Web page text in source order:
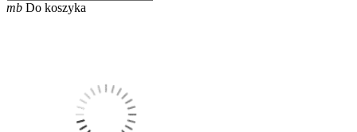
mb Do koszyka